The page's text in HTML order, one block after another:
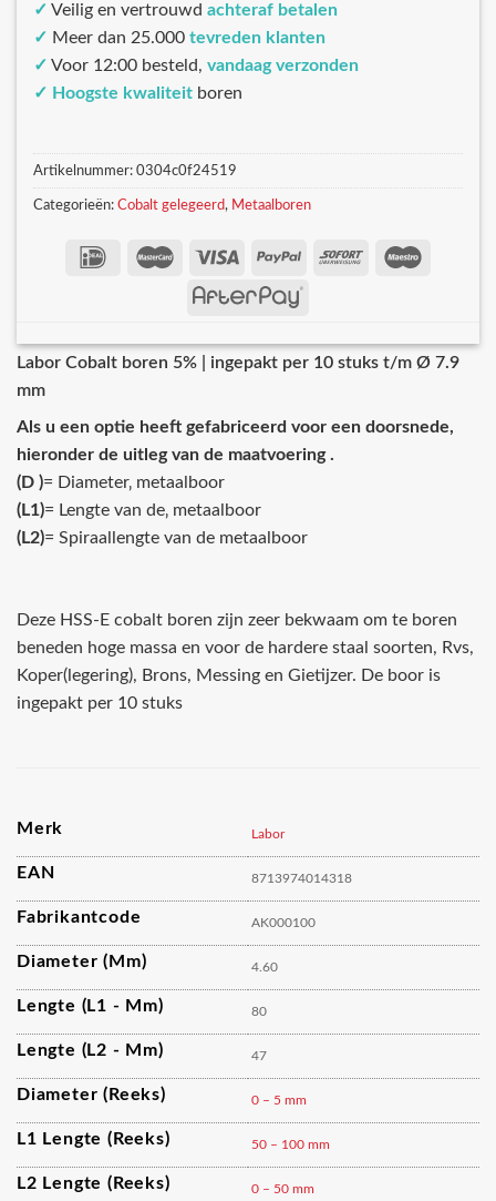
✓ Veilig en vertrouwd achteraf betalen
✓ Meer dan 25.000 tevreden klanten
✓ Voor 12:00 besteld, vandaag verzonden
✓ Hoogste kwaliteit boren
Artikelnummer: 0304c0f24519
Categorieën: Cobalt gelegeerd, Metaalboren
Labor Cobalt boren 5% | ingepakt per 10 stuks t/m Ø 7.9
mm
Als u een optie heeft gefabriceerd voor een doorsnede,
hieronder de uitleg van de maatvoering .
(D )= Diameter‚ metaalboor
(L1)= Lengte van de‚ metaalboor
(L2)= Spiraallengte van de metaalboor
Deze HSS-E cobalt boren zijn zeer bekwaam om te boren
beneden hoge massa en voor de hardere staal soorten, Rvs,
Koper(legering), Brons, Messing en Gietijzer. De boor is
ingepakt per 10 stuks
Merk Labor
EAN 8713974014318
Fabrikantcode AK000100
Diameter (mm) 4.60
Lengte (L1 - Mm) 80
Lengte (L2 - Mm) 47
Diameter (reeks) 0 – 5 mm
L1 Lengte (reeks) 50 – 100 mm
L2 Lengte (reeks) 0 – 50 mm